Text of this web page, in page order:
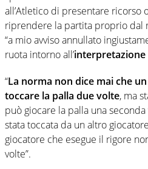
all’Atletico di presentare ricorso
riprendere la partita proprio dal
“a mio avviso annullato
ruota intorno all’interpretazione
“La norma non dice mai che
toccare la palla due volte, ma
può giocare la palla una
stata toccata da un altro
giocatore che esegue il rigore
volte”.